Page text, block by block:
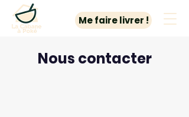
Me faire livrer !
Nous contacter